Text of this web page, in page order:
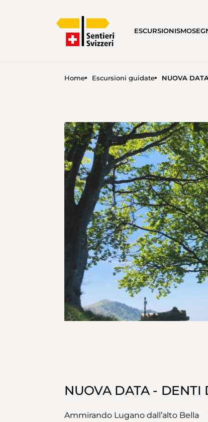
ESCURSIONISMO
Home Escursioni guidate NUOVA
NUOVA DATA - DENTI
Ammirando Lugano dall’alto Bella